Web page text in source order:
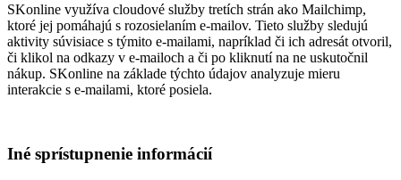
SKonline využíva cloudové služby tretích strán ako Mailchimp,
ktoré jej pomáhajú s rozosielaním e-mailov. Tieto služby sledujú
aktivity súvisiace s týmito e-mailami, napríklad či ich adresát otvoril,
či klikol na odkazy v e-mailoch a či po kliknutí na ne uskutočnil
nákup. SKonline na základe týchto údajov analyzuje mieru
interakcie s e-mailami, ktoré posiela.
Iné sprístupnenie informácií